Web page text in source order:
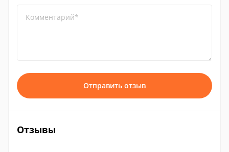
Комментарий*
Отправить отзыв
Отзывы